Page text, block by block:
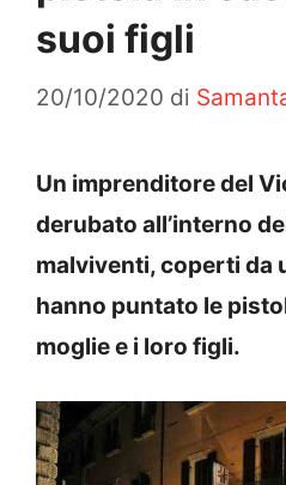
suoi figli
20/10/2020 di
Un imprenditore del
derubato all’interno
malviventi, coperti da
hanno puntato le
moglie e i loro figli.